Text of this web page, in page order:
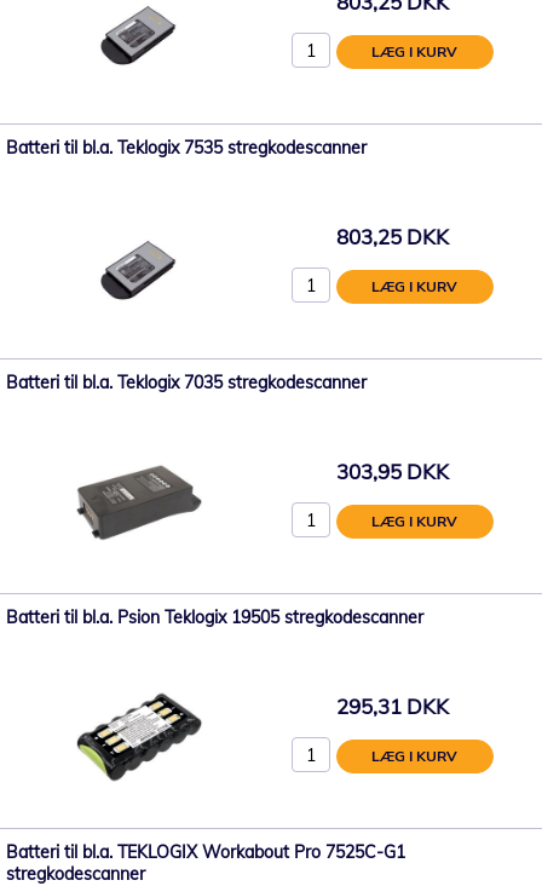
LÆG I KURV
Batteri til bl.a. Teklogix 7535 stregkodescanner
803,25 DKK
LÆG I KURV
Batteri til bl.a. Teklogix 7035 stregkodescanner
303,95 DKK
LÆG I KURV
Batteri til bl.a. Psion Teklogix 19505 stregkodescanner
295,31 DKK
LÆG I KURV
Batteri til bl.a. TEKLOGIX Workabout Pro 7525C-G1
stregkodescanner